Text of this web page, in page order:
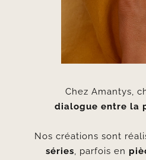
Chez Amantys,
dialogue entre la
Nos créations sont
séries, parfois en